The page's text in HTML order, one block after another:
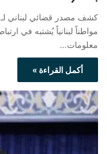
كشف مصدر قضائي لبناني
مواطناً لبنانياً يُشتبه في
معلومات…
أكمل القراءة »